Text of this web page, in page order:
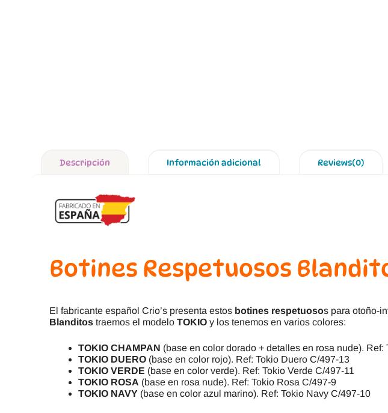
Descripción Información adicional Reviews(0)
Botines Respetuosos
El fabricante español Crio’s presenta estos botines respetuosos para otoño-
Blanditos traemos el modelo TOKIO y los tenemos en varios colores:
TOKIO CHAMPAN (base en color dorado + detalles en rosa nude). Ref:
TOKIO DUERO (base en color rojo). Ref: Tokio Duero C/497-13
TOKIO VERDE (base en color verde). Ref: Tokio Verde C/497-11
TOKIO ROSA (base en rosa nude). Ref: Tokio Rosa C/497-9
TOKIO NAVY (base en color azul marino). Ref: Tokio Navy C/497-10